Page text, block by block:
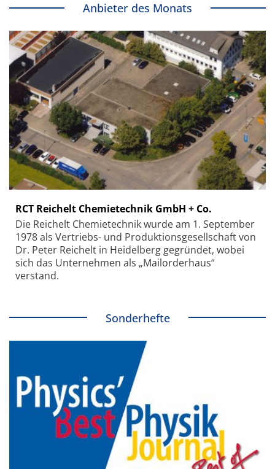
Anbieter des Monats
RCT Reichelt Chemietechnik GmbH + Co.
Die Reichelt Chemietechnik wurde am 1. September
1978 als Vertriebs- und Produktionsgesellschaft von
Dr. Peter Reichelt in Heidelberg gegründet, wobei
sich das Unternehmen als „Mailorderhaus“
verstand.
Sonderhefte